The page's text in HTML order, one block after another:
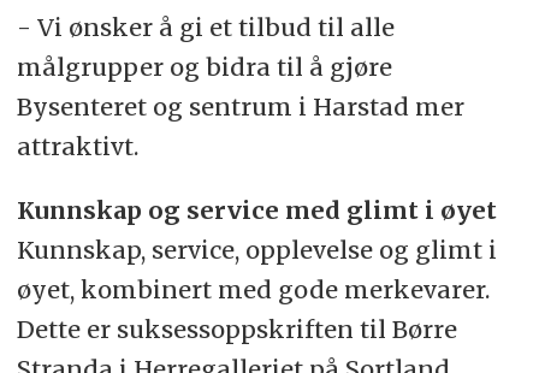
- Vi ønsker å gi et tilbud til alle
målgrupper og bidra til å gjøre
Bysenteret og sentrum i Harstad mer
attraktivt.
Kunnskap og service med glimt i øyet
Kunnskap, service, opplevelse og glimt i
øyet, kombinert med gode merkevarer.
Dette er suksessoppskriften til Børre